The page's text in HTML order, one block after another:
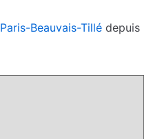
Paris-Beauvais-Tillé depuis